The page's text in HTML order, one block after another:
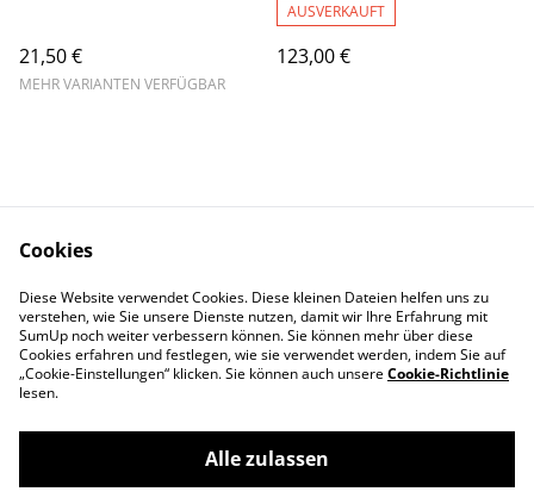
21,50 €
MEHR VARIANTEN VERFÜGBAR
AUSVERKAUFT
123,00 €
Bestimmungen
Datenschutzbestimm
ungen von SumUp
Cookie-Richtlinie
Cookies
Diese Website verwendet Cookies. Diese kleinen Dateien helfen uns zu
verstehen, wie Sie unsere Dienste nutzen, damit wir Ihre Erfahrung mit
SumUp noch weiter verbessern können. Sie können mehr über diese
Cookies erfahren und festlegen, wie sie verwendet werden, indem Sie auf
„Cookie-Einstellungen“ klicken. Sie können auch unsereCookie-Richtlinie
lesen.
Alle zulassen